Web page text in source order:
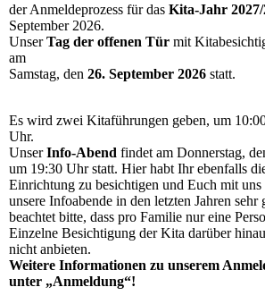
der Anmeldeprozess für das Kita-Jahr 2027/
September 2026.
UnserTag der offenen Tür mit
am
Samstag, den 26. September 2026 statt.
Es wird zwei Kitaführungen geben, um
Uhr.
UnserInfo-Abend findet am Donnerstag,
um 19:30 Uhr statt. Hier habt Ihr ebenfalls
Einrichtung zu besichtigen und Euch mit uns
unsere Infoabende in den letzten Jahren sehr
beachtet bitte, dass pro Familie nur eine
Einzelne Besichtigung der Kita darüber
nicht anbieten.
Weitere Informationen zu unserem
unter „Anmeldung“!